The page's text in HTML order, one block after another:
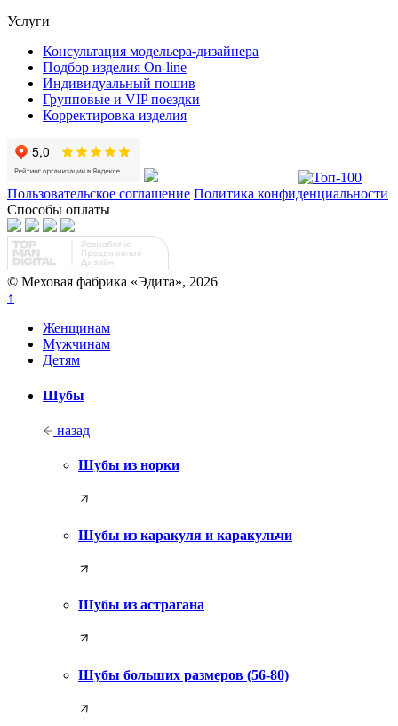
Услуги
Консультация модельера-дизайнера
Подбор изделия On-line
Индивидуальный пошив
Групповые и VIP поездки
Корректировка изделия
Пользовательское соглашение Политика конфиденциальности
Способы оплаты
© Меховая фабрика «Эдита», 2026
↑
Женщинам
Мужчинам
Детям
Шубы
назад
Шубы из норки
Шубы из каракуля и каракульчи
Шубы из астрагана
Шубы больших размеров (56-80)